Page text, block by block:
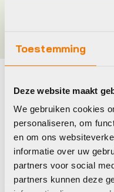
Toestemming
Deze website maakt
We gebruiken cookies
personaliseren, om
en om ons
informatie over uw
partners voor social
partners kunnen deze
Maak je
Bekijk alle accessoires
Shimano